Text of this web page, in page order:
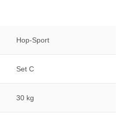
Hop-Sport
Set C
30 kg